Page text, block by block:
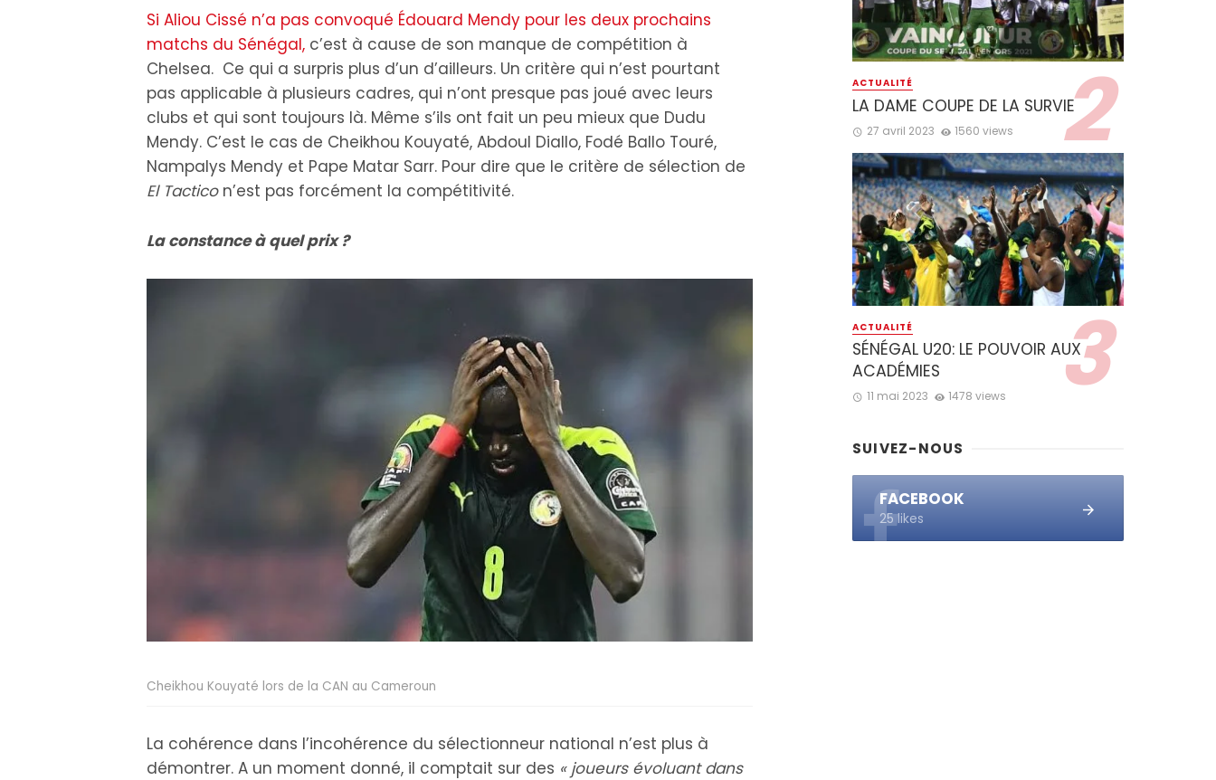
Si Aliou Cissé n’a pas convoqué Édouard Mendy pour les deux prochains
matchs du Sénégal, c’est à cause de son manque de compétition à
Chelsea. Ce qui a surpris plus d’un d’ailleurs. Un critère qui n’est pourtant
pas applicable à plusieurs cadres, qui n’ont presque pas joué avec leurs
clubs et qui sont toujours là. Même s’ils ont fait un peu mieux que Dudu
Mendy. C’est le cas de Cheikhou Kouyaté, Abdoul Diallo, Fodé Ballo Touré,
Nampalys Mendy et Pape Matar Sarr. Pour dire que le critère de sélection de
El Tacticon’est pas forcément la compétitivité.
La constance à quel prix ?
Cheikhou Kouyaté lors de la CAN au Cameroun
La cohérence dans l’incohérence du sélectionneur national n’est plus à
démontrer. A un moment donné, il comptait sur des « joueurs évoluant dans
ACTUALITÉ
LA DAME COUPE DE LA SURVIE
27 avril 2023 1560 views
ACTUALITÉ
SÉNÉGAL U20: LE POUVOIR AUX
ACADÉMIES
11 mai 2023 1478 views
SUIVEZ-NOUS
FACEBOOK
25 likes